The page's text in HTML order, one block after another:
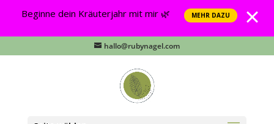
Beginne dein Kräuterjahr mit mir 🌿 MEHR DAZU
hallo@rubynagel.com